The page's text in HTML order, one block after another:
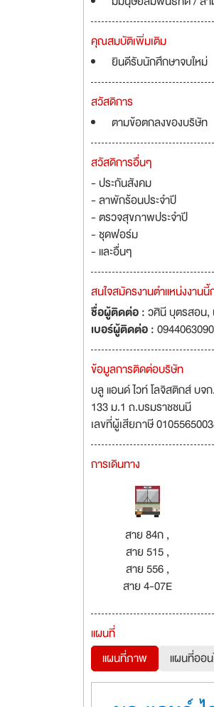
คุณสมบัติเพิ่มเติม
ยินดีรับนักศึกษาจบใหม่
สวัสดิการ
ตามข้อตกลงของบริษัท
สวัสดิการอื่นๆ
- ประกันสังคม
- ลาพักร้อนประจำปี
- ตรวจสุขภาพประจำปี
- ชุดฟอร์ม
- และอื่นๆ
สนใจสมัครงานตำแหน่งงาน
ชื่อผู้ติดต่อ :วศินี บุตรสอน,
เบอร์ผู้ติดต่อ :
ข้อมูลการติดต่อบริษัท
บลู แอนด์ ไวท์ โลจิสติกส์ บจก.
133 ม.1 ถ.บรมราชชนนี
เลขที่ผู้เสียภาษี
การเดินทาง
สาย 84ก ,
สาย 515 ,
สาย 556 ,
สาย 4-07E
แผนที่
แผนที่ภาพ
แผนที่ออ